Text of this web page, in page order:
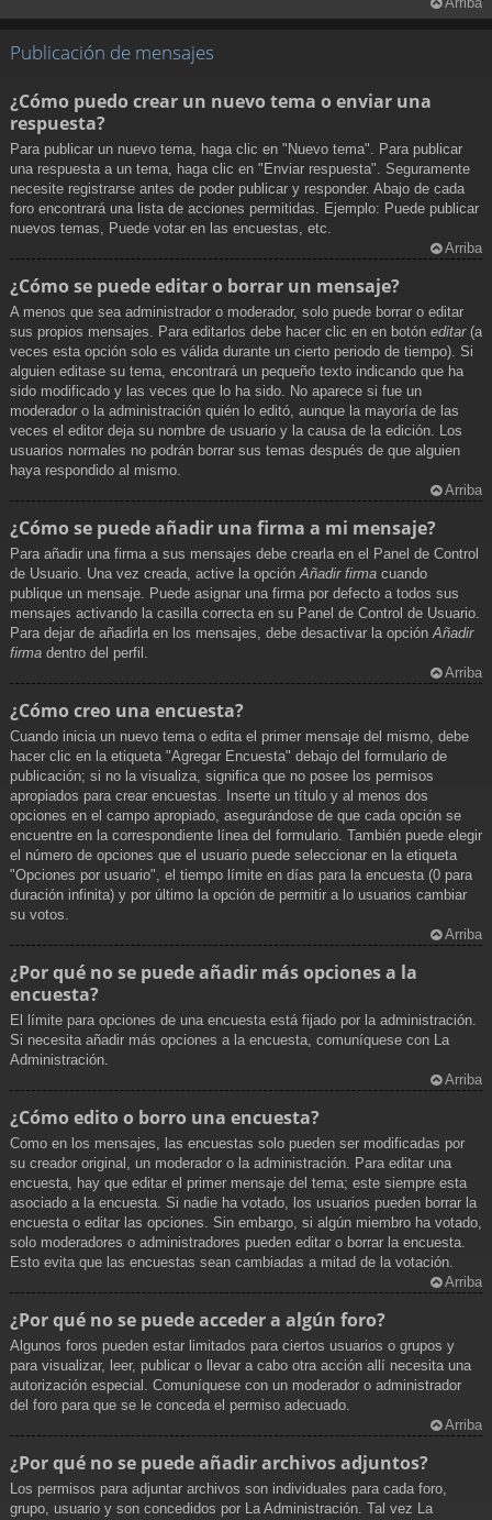
Publicación de mensajes
¿Cómo puedo crear un nuevo tema o enviar una
respuesta?
Para publicar un nuevo tema, haga clic en "Nuevo tema". Para publicar
una respuesta a un tema, haga clic en "Enviar respuesta". Seguramente
necesite registrarse antes de poder publicar y responder. Abajo de cada
foro encontrará una lista de acciones permitidas. Ejemplo: Puede publicar
nuevos temas, Puede votar en las encuestas, etc.
Arriba
¿Cómo se puede editar o borrar un mensaje?
A menos que sea administrador o moderador, solo puede borrar o editar
sus propios mensajes. Para editarlos debe hacer clic en en botón editar(a
veces esta opción solo es válida durante un cierto periodo de tiempo). Si
alguien editase su tema, encontrará un pequeño texto indicando que ha
sido modificado y las veces que lo ha sido. No aparece si fue un
moderador o la administración quién lo editó, aunque la mayoría de las
veces el editor deja su nombre de usuario y la causa de la edición. Los
usuarios normales no podrán borrar sus temas después de que alguien
haya respondido al mismo.
Arriba
¿Cómo se puede añadir una firma a mi mensaje?
Para añadir una firma a sus mensajes debe crearla en el Panel de Control
de Usuario. Una vez creada, active la opción Añadir firma cuando
publique un mensaje. Puede asignar una firma por defecto a todos sus
mensajes activando la casilla correcta en su Panel de Control de Usuario.
Para dejar de añadirla en los mensajes, debe desactivar la opción Añadir
firma dentro del perfil.
Arriba
¿Cómo creo una encuesta?
Cuando inicia un nuevo tema o edita el primer mensaje del mismo, debe
hacer clic en la etiqueta "Agregar Encuesta" debajo del formulario de
publicación; si no la visualiza, significa que no posee los permisos
apropiados para crear encuestas. Inserte un título y al menos dos
opciones en el campo apropiado, asegurándose de que cada opción se
encuentre en la correspondiente línea del formulario. También puede elegir
el número de opciones que el usuario puede seleccionar en la etiqueta
"Opciones por usuario", el tiempo límite en días para la encuesta (0 para
duración infinita) y por último la opción de permitir a lo usuarios cambiar
su votos.
Arriba
¿Por qué no se puede añadir más opciones a la
encuesta?
El límite para opciones de una encuesta está fijado por la administración.
Si necesita añadir más opciones a la encuesta, comuníquese con La
Administración.
Arriba
¿Cómo edito o borro una encuesta?
Como en los mensajes, las encuestas solo pueden ser modificadas por
su creador original, un moderador o la administración. Para editar una
encuesta, hay que editar el primer mensaje del tema; este siempre esta
asociado a la encuesta. Si nadie ha votado, los usuarios pueden borrar la
encuesta o editar las opciones. Sin embargo, si algún miembro ha votado,
solo moderadores o administradores pueden editar o borrar la encuesta.
Esto evita que las encuestas sean cambiadas a mitad de la votación.
Arriba
¿Por qué no se puede acceder a algún foro?
Algunos foros pueden estar limitados para ciertos usuarios o grupos y
para visualizar, leer, publicar o llevar a cabo otra acción allí necesita una
autorización especial. Comuníquese con un moderador o administrador
del foro para que se le conceda el permiso adecuado.
Arriba
¿Por qué no se puede añadir archivos adjuntos?
Los permisos para adjuntar archivos son individuales para cada foro,
grupo, usuario y son concedidos por La Administración. Tal vez La